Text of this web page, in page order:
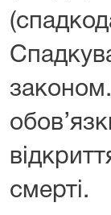
смерті.